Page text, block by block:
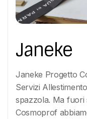
Janeke
Janeke Progetto
Servizi
spazzola. Ma fuori
Cosmoprof